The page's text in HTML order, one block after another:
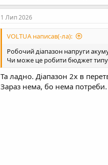
1 Лип 2026
VOLTUA написав(-ла):
Робочий діапазон напруги
Чи може це робити бюджет типу
Та ладно. Діапазон 2х в
Зараз нема, бо нема потреби.